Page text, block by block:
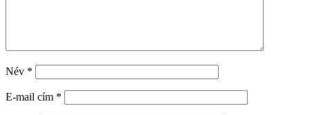
Név *
E-mail cím *